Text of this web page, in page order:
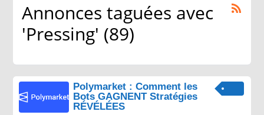
Annonces taguées avec
'Pressing' (89)
Polymarket : Comment les
Bots GAGNENT Stratégies
RÉVÉLÉES